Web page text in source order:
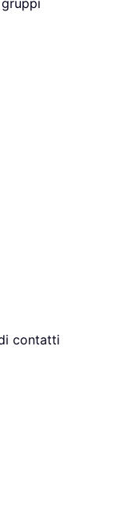
contatti